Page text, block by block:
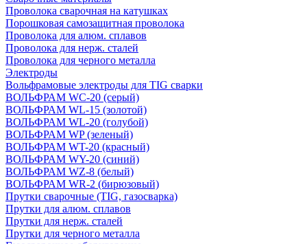
Проволока сварочная на катушках
Порошковая самозащитная проволока
Проволока для алюм. сплавов
Проволока для нерж. сталей
Проволока для черного металла
Электроды
Вольфрамовые электроды для TIG сварки
ВОЛЬФРАМ WC-20 (серый)
ВОЛЬФРАМ WL-15 (золотой)
ВОЛЬФРАМ WL-20 (голубой)
ВОЛЬФРАМ WP (зеленый)
ВОЛЬФРАМ WT-20 (красный)
ВОЛЬФРАМ WY-20 (синий)
ВОЛЬФРАМ WZ-8 (белый)
ВОЛЬФРАМ WR-2 (бирюзовый)
Прутки сварочные (TIG, газосварка)
Прутки для алюм. сплавов
Прутки для нерж. сталей
Прутки для черного металла